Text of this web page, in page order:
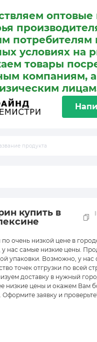
оптовые
потребителям
условиях на
товары
компаниям,
купить в
очень низкой цене в
у нас самые низкие цены.
упаковки. Возможно, у нас
точек отгрузки по всей
доставку в нужный
низкие цены и окажем Вам
Оформите заявку и проверьте!